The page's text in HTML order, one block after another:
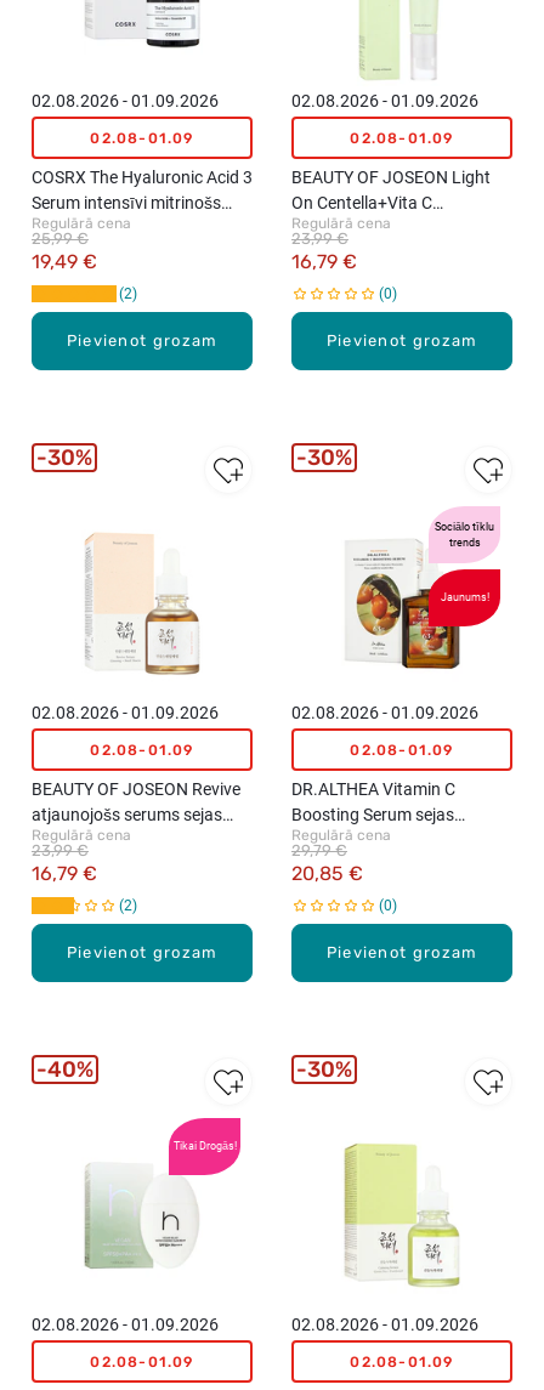
Pievienot grozam
02.08.2026 - 01.09.2026
02.08-01.09
COSRX The Hyaluronic Acid 3
Serum intensīvi mitrinošs
serums, 20ml
Regulārā cena
19,49 €
25,99 €
2
Pievienot grozam
02.08.2026 - 01.09.2026
02.08-01.09
BEAUTY OF JOSEON Light
On Centella+Vita C
izgaismojošs serums, 30ml
Regulārā cena
16,79 €
23,99 €
0
Pievienot grozam
02.08.2026 - 01.09.2026
02.08-01.09
BEAUTY OF JOSEON Revive
atjaunojošs serums sejas
ādai, 30ml
Regulārā cena
16,79 €
23,99 €
2
30%
Sociālo tīklu
trends
Jaunums!
Pievienot grozam
02.08.2026 - 01.09.2026
02.08-01.09
DR.ALTHEA Vitamin C
Boosting Serum sejas
serums ādas mirdzumam un
toņa uzlabošanai, 30ml
Regulārā cena
20,85 €
29,79 €
0
30%
Tikai Drogās!
02.08.2026 - 01.09.2026
02.08-01.09
40%
02.08.2026 - 01.09.2026
02.08-01.09
30%